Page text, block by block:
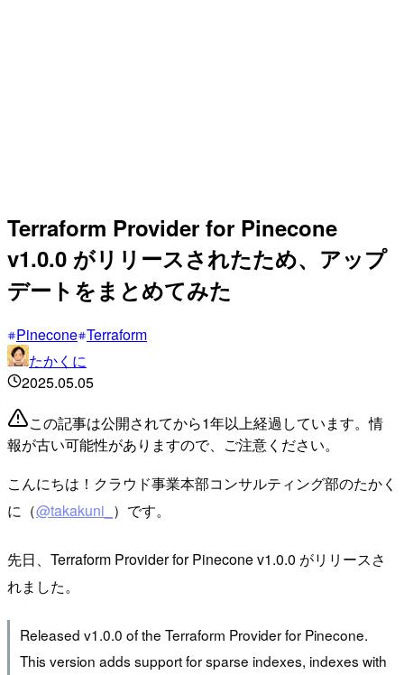
Terraform Provider for Pinecone
v1.0.0 がリリースされたため、アップ
デートをまとめてみた
Pinecone Terraform
たかくに
2025.05.05
この記事は公開されてから1年以上経過しています。情
報が古い可能性がありますので、ご注意ください。
こんにちは！クラウド事業本部コンサルティング部のたかく
に（@takakuni_ ）です。
先日、Terraform Provider for Pinecone v1.0.0 がリリースさ
れました。
Released v1.0.0 of the Terraform Provider for Pinecone.
This version adds support for sparse indexes, indexes with